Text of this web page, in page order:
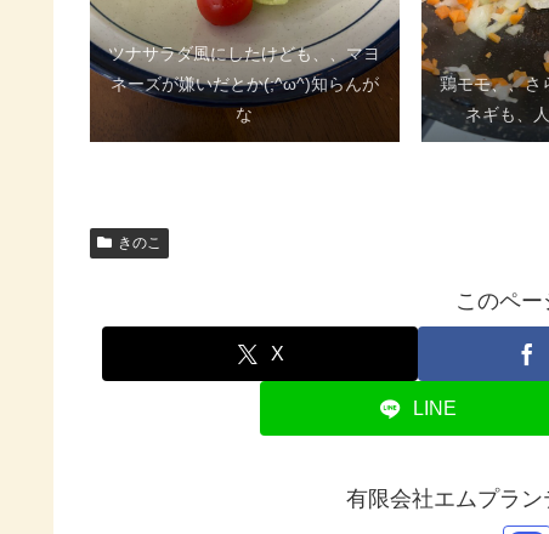
ツナサラダ風にしたけども、、マヨ
ネーズが嫌いだとか(;^ω^)知らんが
な
鶏モモ、、さ
ネギも、
きのこ
このペ
X
LINE
有限会社エムプラ